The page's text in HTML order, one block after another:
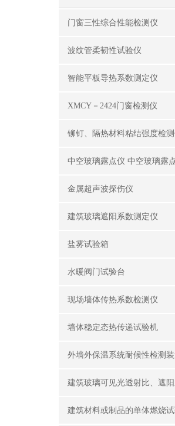
门窗三性综合性能检测仪
波纹管柔韧性试验仪
智能平板导热系数测定仪
XMCY－2424门窗检测仪
铆钉、隔热材料粘结强度检
金属超声波探伤仪
建筑玻璃遮阳系数测定仪
盐雾试验箱
水暖阀门试验台
现场墙体传热系数检测仪
墙体稳定态热传递试验机
外墙外保温系统耐候性检测
建筑材料或制品的单体燃烧